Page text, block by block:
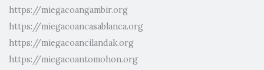
https://miegacoangambir.org
https://miegacoancasablanca.org
https://miegacoancilandak.org
https://miegacoantomohon.org